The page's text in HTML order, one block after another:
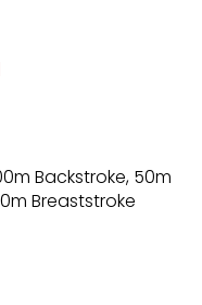
Backstroke, 50m
Breaststroke